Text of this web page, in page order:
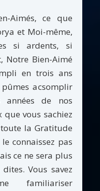
Aimés, ce que
et Moi-même,
si ardents, si
Notre Bien-Aimé
en trois ans
acsomplir
années de nos
que vous sachiez
la Gratitude
connaissez pas
ce ne sera plus
Vous savez
familiariser